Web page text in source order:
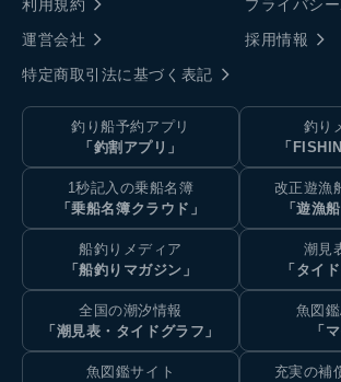
利用規約
プライバシ
運営会社
採用情報
特定商取引法に基づく表記
釣り船予約アプリ
「釣割アプリ」
釣り
「
1秒記入の乗船名簿
「乗船名簿クラウド」
改正遊漁
「遊漁
船釣りメディア
「船釣りマガジン」
潮見
「タイ
全国の潮汐情報
「潮見表・タイドグラフ」
魚図
「
魚図鑑サイト
充実の補